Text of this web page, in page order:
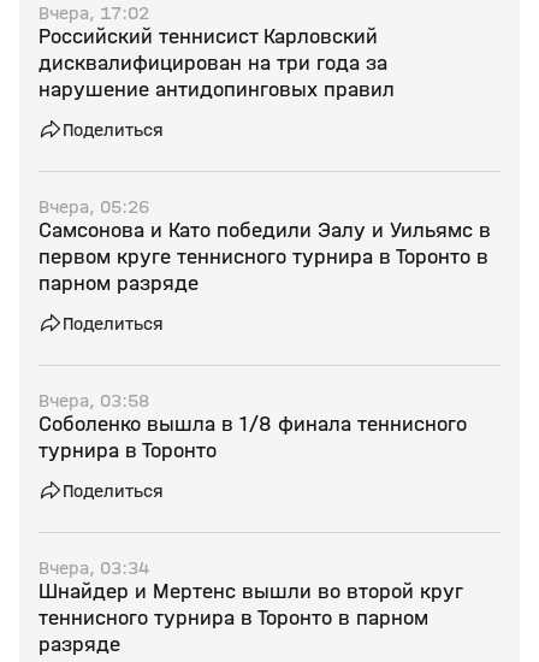
Вчера, 17:02
Российский теннисист Карловский
дисквалифицирован на три года за
нарушение антидопинговых правил
Поделиться
Вчера, 05:26
Самсонова и Като победили Эалу и Уильямс в
первом круге теннисного турнира в Торонто в
парном разряде
Поделиться
Вчера, 03:58
Соболенко вышла в 1/8 финала теннисного
турнира в Торонто
Поделиться
Вчера, 03:34
Шнайдер и Мертенс вышли во второй круг
теннисного турнира в Торонто в парном
разряде